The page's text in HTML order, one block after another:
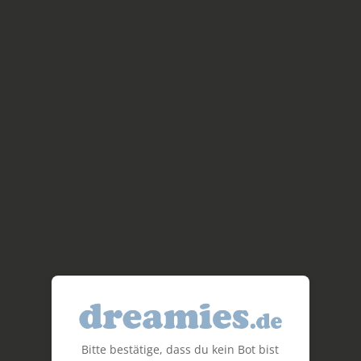
Bitte bestätige, dass du kein Bot bist